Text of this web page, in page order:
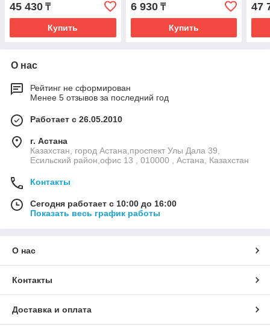
45 430 ₸
Купить
6 930₸
Купить
47
О нас
Рейтинг не сформирован
Менее 5 отзывов за последний год
Работает с 26.05.2010
г. Астана
Казахстан, город Астана,проспект Улы Дала 39,
Есильский район,офис 13 , 010000 , Астана, Казахстан
Контакты
Сегодня работает с 10:00 до 16:00
Показать весь график работы
О нас
Контакты
Доставка и оплата